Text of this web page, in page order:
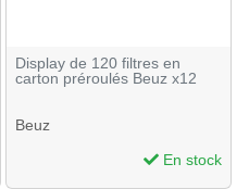
Display de 120 filtres en
carton préroulés Beuz x12
Beuz
En stock